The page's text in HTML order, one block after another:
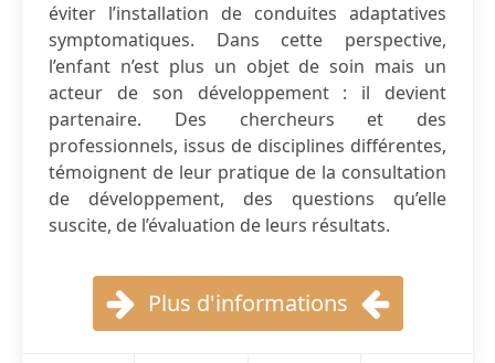
éviter l’installation de conduites adaptatives
symptomatiques. Dans cette perspective,
l’enfant n’est plus un objet de soin mais un
acteur de son développement : il devient
partenaire. Des chercheurs et des
professionnels, issus de disciplines différentes,
témoignent de leur pratique de la consultation
de développement, des questions qu’elle
suscite, de l’évaluation de leurs résultats.
Plus d'informations